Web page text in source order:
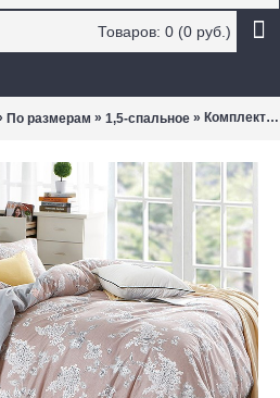
Товаров: 0 (0 руб.)
По размерам » 1,5-спальное » Комплект постельного белья Asabella 219 (размер 1,5-спальный)